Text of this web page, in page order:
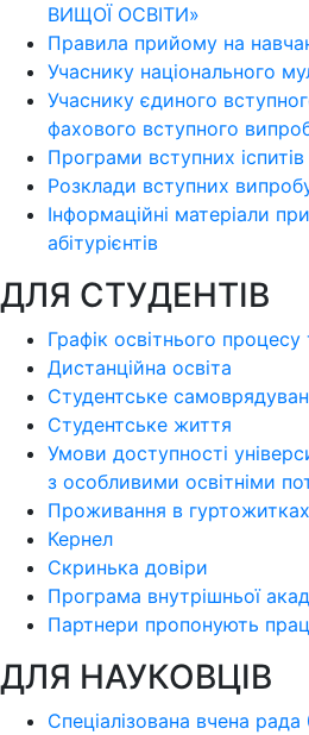
ВИЩОЇ ОСВІТИ»
Правила прийому на
Учаснику національного
Учаснику єдиного
фахового вступного
Програми вступних іспитів
Розклади вступних
Інформаційні матеріали
абітурієнтів
ДЛЯ СТУДЕНТІВ
Графік освітнього
Дистанційна освіта
Студентське
Студентське життя
Умови доступності
з особливими освітніми
Проживання в
Кернел
Скринька довіри
Програма внутрішньої
Партнери пропонують
ДЛЯ НАУКОВЦІВ
Спеціалізована вчена рада